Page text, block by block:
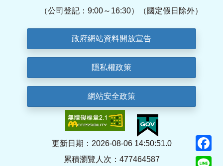
（公司登記：9:00～16:30）（國定假日除外）
政府網站資料開放宣告
隱私權政策
網站安全政策
更新日期：2026-08-06 14:50:51.0
累積瀏覽人次：477464587